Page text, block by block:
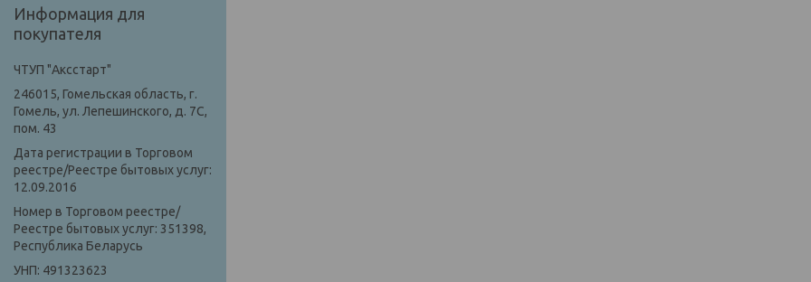
Информация для
покупателя
ЧТУП "Аксстарт"
246015, Гомельская область, г.
Гомель, ул. Лепешинского, д. 7С,
пом. 43
Дата регистрации в Торговом
реестре/Реестре бытовых услуг:
12.09.2016
Номер в Торговом реестре/
Реестре бытовых услуг: 351398,
Республика Беларусь
УНП: 491323623